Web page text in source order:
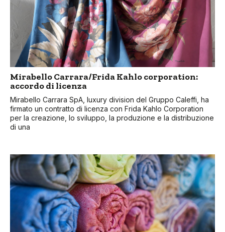
Mirabello Carrara/Frida Kahlo corporation:
accordo di licenza
Mirabello Carrara SpA, luxury division del Gruppo Caleffi, ha
firmato un contratto di licenza con Frida Kahlo Corporation
per la creazione, lo sviluppo, la produzione e la distribuzione
di una